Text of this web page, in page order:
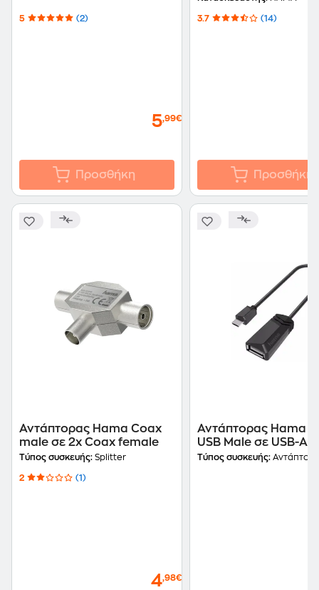
5 (2)
5,99€
Προσθήκη
3.7 (14)
Προσθήκη
Αντάπτορας Hama Coax
male σε 2x Coax female
Τύπος συσκευής: Splitter
2 (1)
4,98€
Αντάπτορας Hama
USB Male σε USB-A
Female - Μαύρο
Τύπος συσκευής: Αντάπτορας